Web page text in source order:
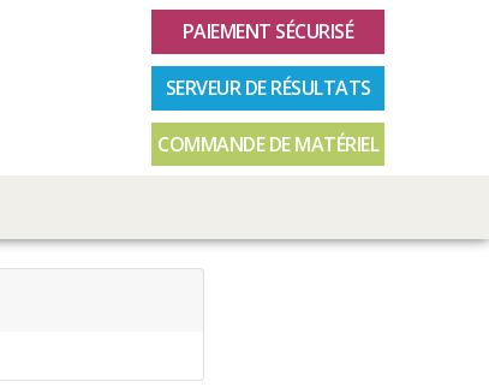
PAIEMENT SÉCURISÉ
SERVEUR DE RÉSULTATS
COMMANDE DE MATÉRIEL